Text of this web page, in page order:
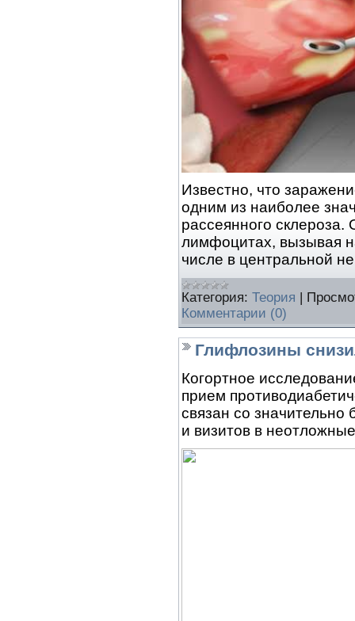
Известно, что
одним из наиболее
рассеянного
лимфоцитах, вызывая
числе в центральной
Категория: Теория
Комментарии (0)
Глифлозины
Когортное
прием
связан со
и визитов в